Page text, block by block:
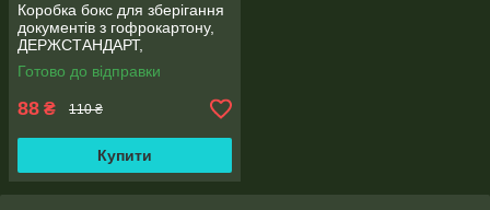
Коробка бокс для зберігання
документів з гофрокартону,
ДЕРЖСТАНДАРТ,
330*300*245 мм,
навантаження до 25кг
Готово до відправки
88 ₴ 110 ₴
Купити